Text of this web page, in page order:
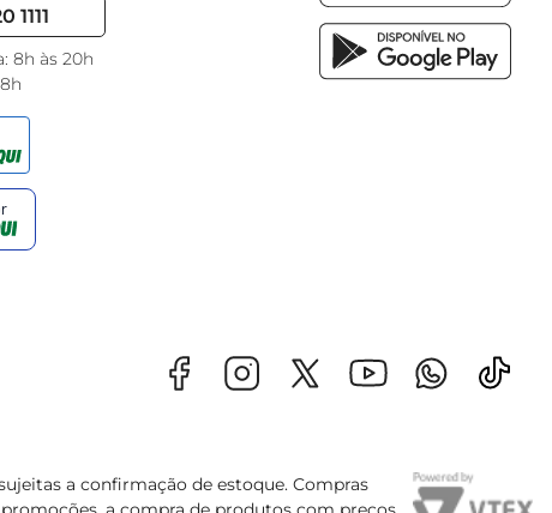
1111
8h às 20h
a confirmação de estoque. Compras